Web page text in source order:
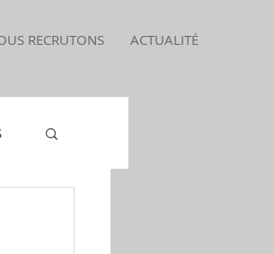
RECRUTONS ACTUALITÉ